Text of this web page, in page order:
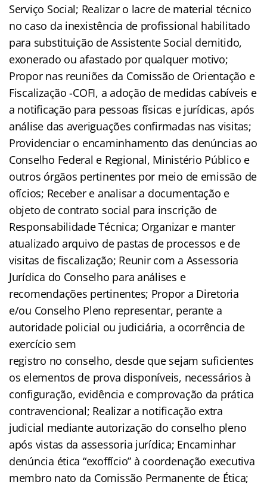
Serviço Social; Realizar o lacre de material técnico
no caso da inexistência de profissional habilitado
para substituição de Assistente Social demitido,
exonerado ou afastado por qualquer motivo;
Propor nas reuniões da Comissão de Orientação e
Fiscalização -COFI, a adoção de medidas cabíveis e
a notificação para pessoas físicas e jurídicas, após
análise das averiguações confirmadas nas visitas;
Providenciar o encaminhamento das denúncias ao
Conselho Federal e Regional, Ministério Público e
outros órgãos pertinentes por meio de emissão de
ofícios; Receber e analisar a documentação e
objeto de contrato social para inscrição de
Responsabilidade Técnica; Organizar e manter
atualizado arquivo de pastas de processos e de
visitas de fiscalização; Reunir com a Assessoria
Jurídica do Conselho para análises e
recomendações pertinentes; Propor a Diretoria
e/ou Conselho Pleno representar, perante a
autoridade policial ou judiciária, a ocorrência de
exercício sem
registro no conselho, desde que sejam suficientes
os elementos de prova disponíveis, necessários à
configuração, evidência e comprovação da prática
contravencional; Realizar a notificação extra
judicial mediante autorização do conselho pleno
após vistas da assessoria jurídica; Encaminhar
denúncia ética “exoffício” à coordenação executiva
membro nato da Comissão Permanente de Ética;